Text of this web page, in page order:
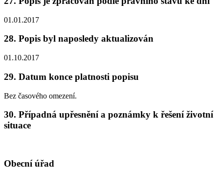
01.01.2017
28. Popis byl naposledy aktualizován
01.10.2017
29. Datum konce platnosti popisu
Bez časového omezení.
30. Případná upřesnění a poznámky k řešení životní
situace
Obecní úřad